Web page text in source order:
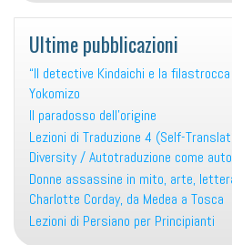
Ultime pubblicazioni
“Il detective Kindaichi e la
Yokomizo
Il paradosso dell’origine
Lezioni di Traduzione 4 (Self-
Diversity / Autotraduzione come
Donne assassine in mito, arte,
Charlotte Corday, da Medea a Tosca
Lezioni di Persiano per Principianti